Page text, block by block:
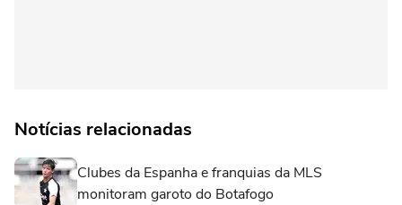
Notícias relacionadas
Clubes da Espanha e franquias da MLS
monitoram garoto do Botafogo